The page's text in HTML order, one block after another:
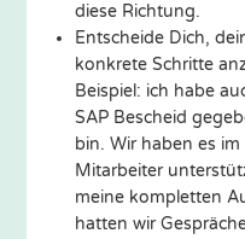
diese Richtung.
Entscheide Dich,
konkrete Schritte
Beispiel: ich habe
SAP Bescheid
bin. Wir haben es
Mitarbeiter
meine kompletten
hatten wir